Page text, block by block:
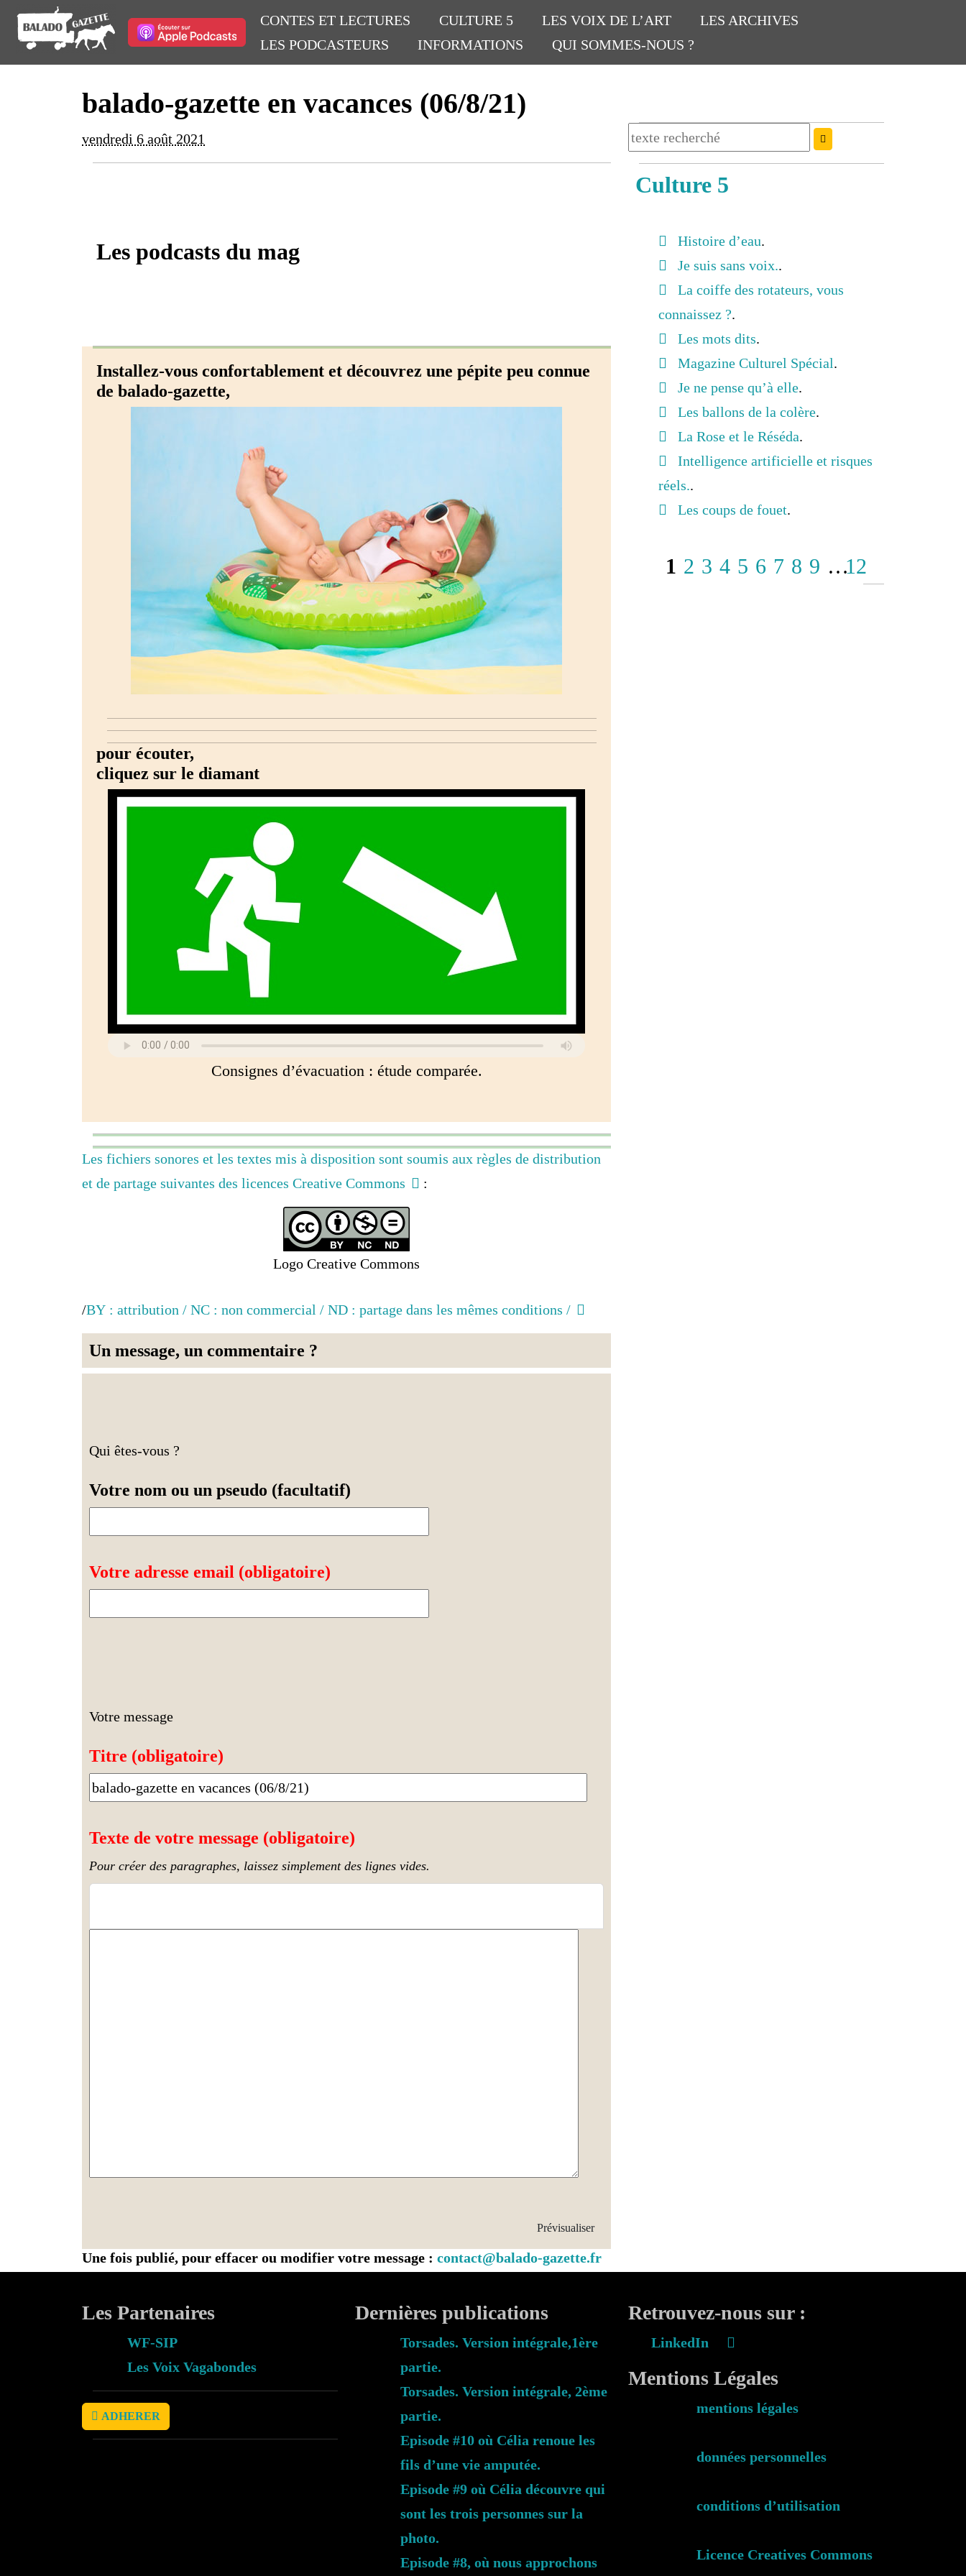
CONTES ET LECTURES CULTURE 5 LES VOIX DE L’ART
LES ARCHIVES
LES PODCASTEURS
INFORMATIONS QUI SOMMES-NOUS ?
balado-gazette en vacances (06/8/21)
vendredi 6 août 2021
Les podcasts du mag
Installez-vous confortablement et découvrez une pépite peu connue
de balado-gazette,
pour écouter,
cliquez sur le diamant
Consignes d’évacuation : étude comparée.
Les fichiers sonores et les textes mis à disposition sont soumis aux règles de distribution
et de partage suivantes des licences Creative Commons
:
Logo Creative Commons
/BY : attribution / NC : non commercial / ND : partage dans les mêmes conditions /
Un message, un commentaire ?
Qui êtes-vous ?
Votre nom ou un pseudo (facultatif)
Votre adresse email (obligatoire)
Votre message
Titre (obligatoire)
Texte de votre message (obligatoire)
Pour créer des paragraphes, laissez simplement des lignes vides.
Une fois publié, pour effacer ou modifier votre message : contact@balado-gazette.fr
Culture 5
Histoire d’eau.
Je suis sans voix..
La coiffe des rotateurs, vous
connaissez ?.
Les mots dits.
Magazine Culturel Spécial.
Je ne pense qu’à elle.
Les ballons de la colère.
La Rose et le Réséda.
Intelligence artificielle et risques
réels..
Les coups de fouet.
1 2 3 4 5 6 7 8 9 …12
Les Partenaires
WF-SIP
Les Voix Vagabondes
ADHERER
Dernières publications
Torsades. Version intégrale,1ère
partie.
Torsades. Version intégrale, 2ème
partie.
Episode #10 où Célia renoue les
fils d’une vie amputée.
Episode #9 où Célia découvre qui
sont les trois personnes sur la
photo.
Episode #8, où nous approchons
Retrouvez-nous sur :
LinkedIn
Mentions Légales
mentions légales
données personnelles
conditions d’utilisation
Licence Creatives Commons